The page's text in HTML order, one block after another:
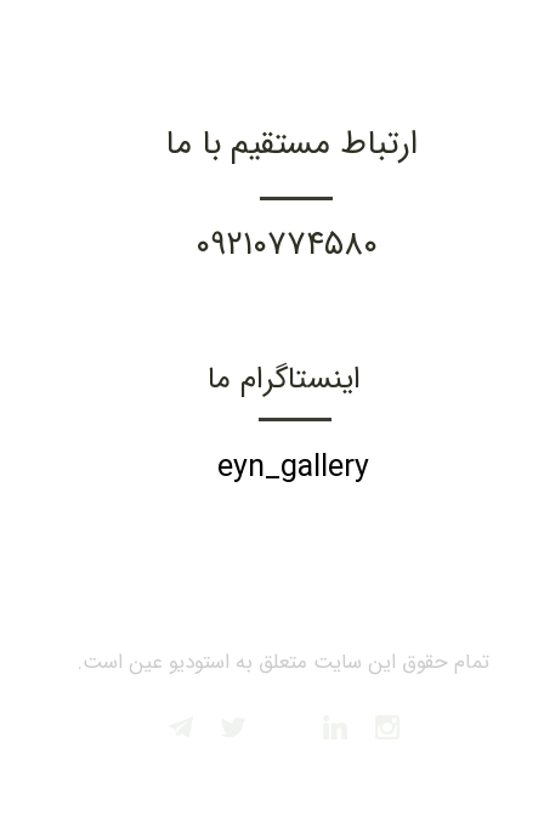
تمام حقوق این سایت متعلق به استودیو عین است.
ارتباط مستقیم با ما
۰۹۲۱۰۷۷۴۵۸۰
اینستاگرام ما
eyn_gallery